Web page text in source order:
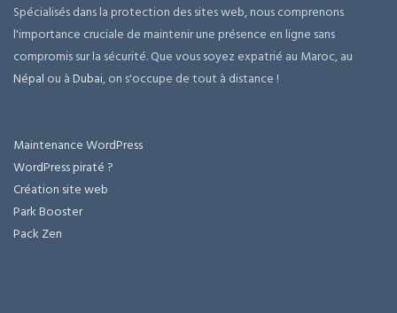
Spécialisés dans la protection des sites web, nous comprenons
l'importance cruciale de maintenir une présence en ligne sans
compromis sur la sécurité. Que vous soyez expatrié au Maroc, au
Népal ou àDubai, on s'occupe de tout à distance !
Maintenance WordPress
WordPress piraté ?
Création site web
Park Booster
Pack Zen